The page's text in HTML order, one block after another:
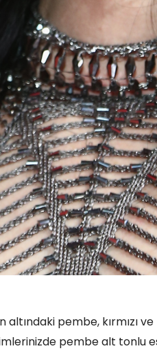
altındaki pembe, kırmızı
pembe alt